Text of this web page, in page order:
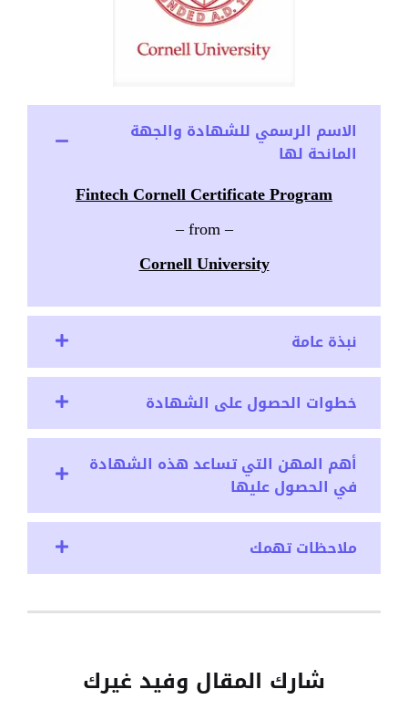
الاسم الرسمي للشهادة والجهة
المانحة لها
Fintech Cornell Certificate Program
– from –
Cornell University
نبذة عامة
خطوات الحصول على الشهادة
أهم المهن التي تساعد هذه الشهادة
في الحصول عليها
ملاحظات تهمك
شارك المقال وفيد غيرك